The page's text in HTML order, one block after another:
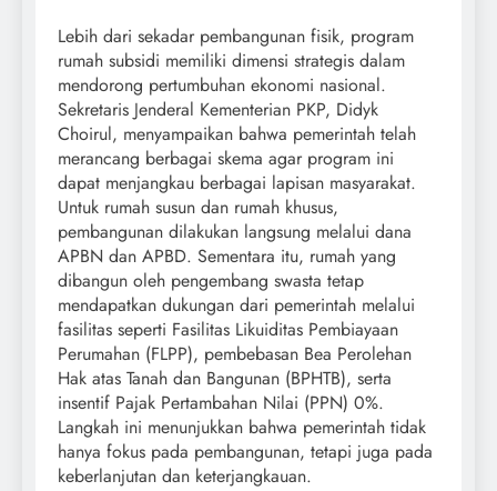
Lebih dari sekadar pembangunan fisik, program
rumah subsidi memiliki dimensi strategis dalam
mendorong pertumbuhan ekonomi nasional.
Sekretaris Jenderal Kementerian PKP, Didyk
Choirul, menyampaikan bahwa pemerintah telah
merancang berbagai skema agar program ini
dapat menjangkau berbagai lapisan masyarakat.
Untuk rumah susun dan rumah khusus,
pembangunan dilakukan langsung melalui dana
APBN dan APBD. Sementara itu, rumah yang
dibangun oleh pengembang swasta tetap
mendapatkan dukungan dari pemerintah melalui
fasilitas seperti Fasilitas Likuiditas Pembiayaan
Perumahan (FLPP), pembebasan Bea Perolehan
Hak atas Tanah dan Bangunan (BPHTB), serta
insentif Pajak Pertambahan Nilai (PPN) 0%.
Langkah ini menunjukkan bahwa pemerintah tidak
hanya fokus pada pembangunan, tetapi juga pada
keberlanjutan dan keterjangkauan.